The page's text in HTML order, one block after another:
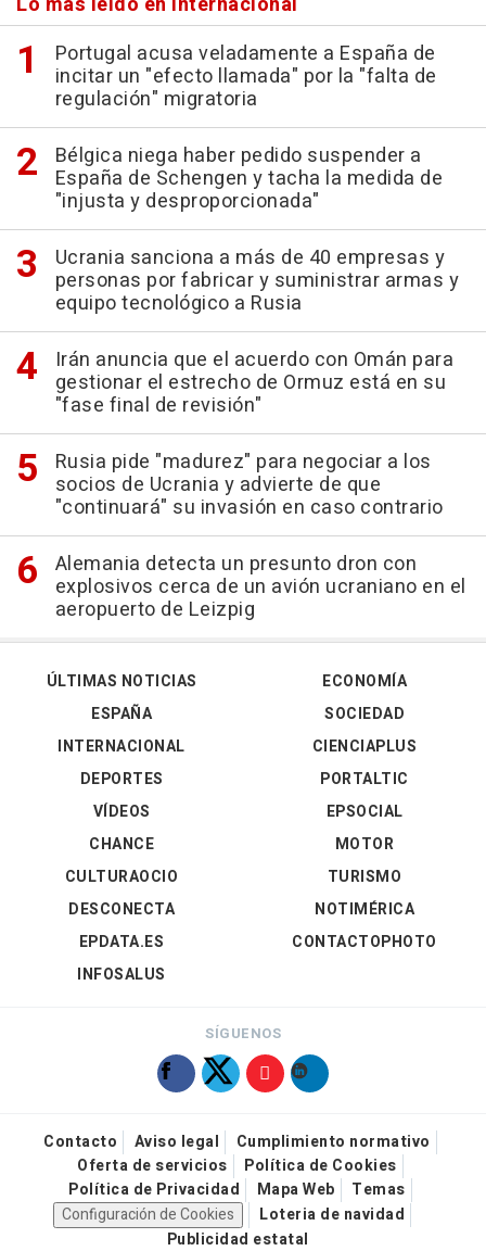
Portugal acusa veladamente a España de
incitar un "efecto llamada" por la "falta de
regulación" migratoria
Bélgica niega haber pedido suspender a
España de Schengen y tacha la medida de
"injusta y desproporcionada"
Ucrania sanciona a más de 40 empresas y
personas por fabricar y suministrar armas y
equipo tecnológico a Rusia
Irán anuncia que el acuerdo con Omán para
gestionar el estrecho de Ormuz está en su
"fase final de revisión"
Rusia pide "madurez" para negociar a los
socios de Ucrania y advierte de que
"continuará" su invasión en caso contrario
Alemania detecta un presunto dron con
explosivos cerca de un avión ucraniano en el
aeropuerto de Leizpig
ÚLTIMAS NOTICIAS
ESPAÑA
INTERNACIONAL
DEPORTES
VÍDEOS
ECONOMÍA
SOCIEDAD
CIENCIAPLUS
PORTALTIC
EPSOCIAL
CHANCE
CULTURAOCIO
DESCONECTA
EPDATA.ES
INFOSALUS
MOTOR
TURISMO
NOTIMÉRICA
CONTACTOPHOTO
SÍGUENOS
Contacto Aviso legal
Cumplimiento normativo
Oferta de servicios
Política de Cookies
Política de Privacidad
Mapa Web
Temas
Configuración de Cookies
Loteria de navidad
Publicidad estatal